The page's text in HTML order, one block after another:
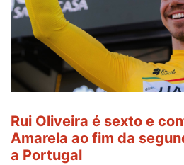
Rui Oliveira é sexto e
Amarela ao fim da
a Portugal